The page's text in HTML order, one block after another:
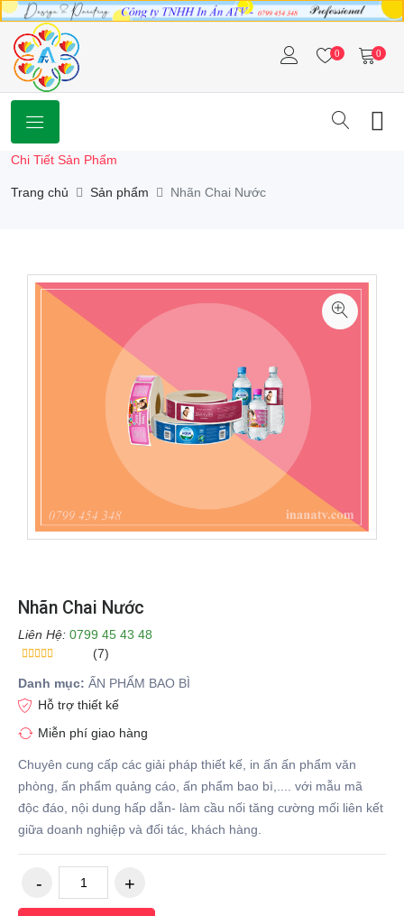
0 0
Chi Tiết Sản Phẩm
Trang chủ Sản phẩm Nhãn Chai Nước
Nhãn Chai Nước
Liên Hệ: 0799 45 43 48
(7)
Danh mục: ẤN PHẨM BAO BÌ
Hỗ trợ thiết kế
Miễn phí giao hàng
Chuyên cung cấp các giải pháp thiết kế, in ấn ấn phẩm văn
phòng, ấn phẩm quảng cáo, ấn phẩm bao bì,.... với mẫu mã
độc đáo, nội dung hấp dẫn- làm cầu nối tăng cường mối liên kết
giữa doanh nghiệp và đối tác, khách hàng.